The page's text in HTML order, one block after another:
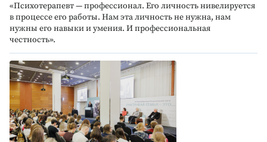
«Психотерапевт — профессионал. Его личность нивелируется
в процессе его работы. Нам эта личность не нужна, нам
нужны его навыки и умения. И профессиональная
честность».